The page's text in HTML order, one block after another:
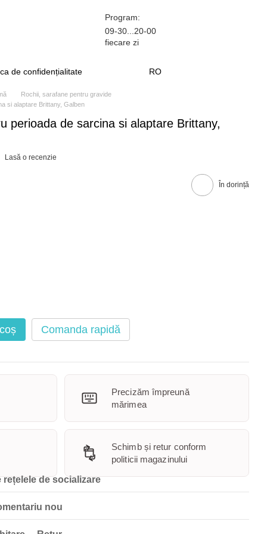
Program:
09-30...20-00
fiecare zi
de confidențialitate RO
Rochii, sarafane pentru gravide
si alaptare Brittany, Galben
perioada de sarcina si alaptare Brittany,
Lasă o recenzie
În dorință
Comanda rapidă
Precizăm împreună
mărimea
Schimb și retur conform
politicii magazinului
rețelele de socializare
nou